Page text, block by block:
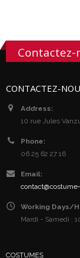
Contactez-
CONTACTEZ-
Address:
10 rue Jules
Phone:
06 25 62 27 16
Email:
Working Days/
Mardi - Samedi :
COSTUMES